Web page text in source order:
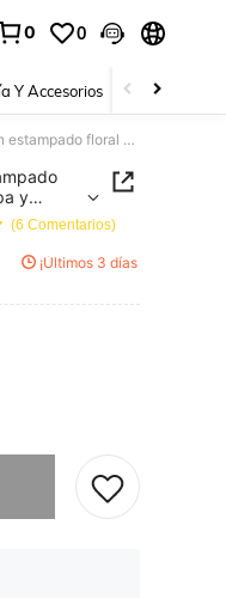
0 0
Y Accesorios Zapatos
Bonmuse Conjunto de pijama con estampado floral de verano, top de manga corta con solapa y botones elegante y suave, y shorts, conjunto de ropa de dormir y de estar por casa de 2 piezas para mujer
y
ropa de
(6 Comentarios)
¡Últimos 3 días